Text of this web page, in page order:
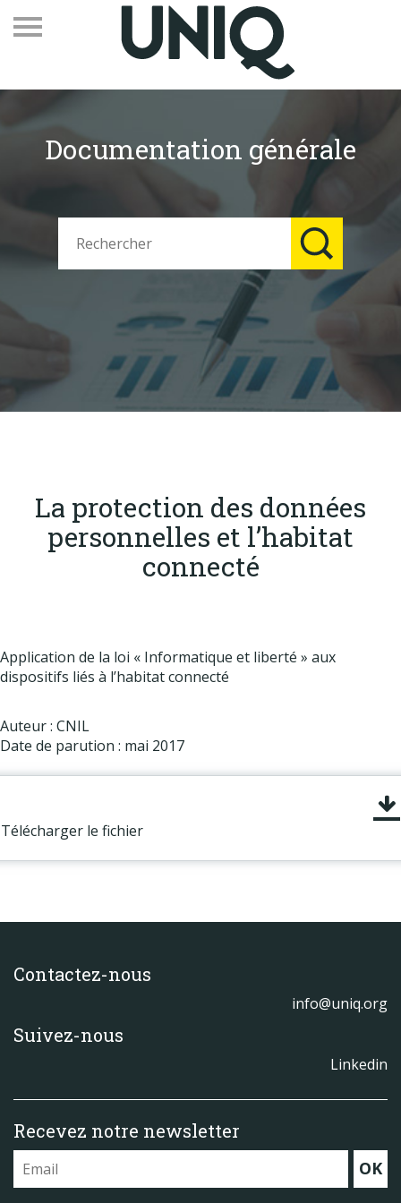
Recevez notre newsletter
Vos contacts
Espace adhérents
EN
Qui sommes-nous
Produits
Publications
Actualités
Documentation générale
La protection des données
personnelles et l’habitat
connecté
Application de la loi « Informatique et liberté » aux
dispositifs liés à l’habitat connecté
Auteur : CNIL
Date de parution : mai 2017
Télécharger le fichier
Contactez-nous
info@uniq.org
Suivez-nous
Linkedin
Recevez notre newsletter
OK